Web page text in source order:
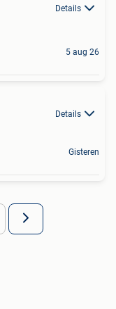
Details
5 aug 26
Details
Gisteren